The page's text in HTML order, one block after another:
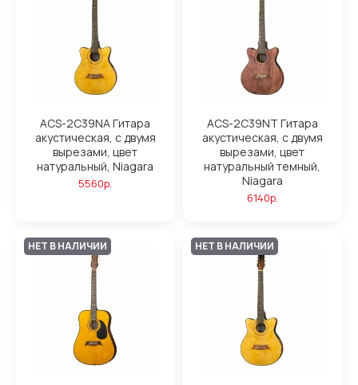
ACS-2C39NA Гитара
акустическая, с двумя
вырезами, цвет
натуральный, Niagara
5560р.
ACS-2C39NT Гитара
акустическая, с двумя
вырезами, цвет
натуральный темный,
Niagara
6140р.
НЕТ В НАЛИЧИИ НЕТ В НАЛИЧИИ